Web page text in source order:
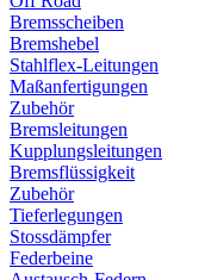
Bremsscheiben
Bremshebel
Stahlflex-Leitungen
Maßanfertigungen
Zubehör
Bremsleitungen
Kupplungsleitungen
Bremsflüssigkeit
Zubehör
Tieferlegungen
Stossdämpfer
Federbeine